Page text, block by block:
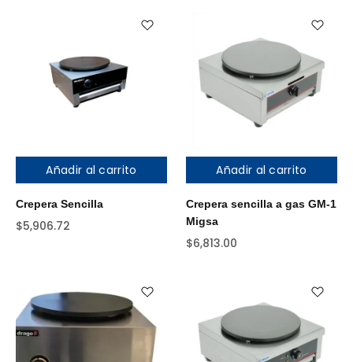
Añadir al carrito
Crepera Sencilla
$5,906.72
Añadir al carrito
Crepera sencilla a gas GM-1
Migsa
$6,813.00